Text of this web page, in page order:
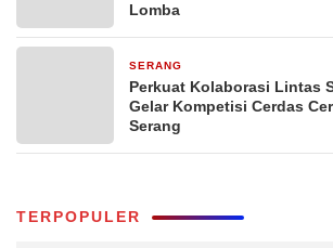
Lomba
SERANG
Perkuat Kolaborasi Lintas
Gelar Kompetisi Cerdas
Serang
TERPOPULER